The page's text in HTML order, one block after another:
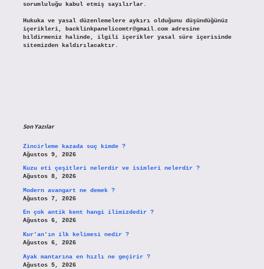
sorumluluğu kabul etmiş sayılırlar.
Hukuka ve yasal düzenlemelere aykırı olduğunu düşündüğünüz
içerikleri,
backlinkpanelicomtr@gmail.comadresine
bildirmeniz halinde, ilgili içerikler yasal süre içerisinde
sitemizden kaldırılacaktır.
Son Yazılar
Zincirleme kazada suç kimde ?
Ağustos 9, 2026
Kuzu eti çeşitleri nelerdir ve isimleri nelerdir ?
Ağustos 8, 2026
Modern avangart ne demek ?
Ağustos 7, 2026
En çok antik kent hangi ilimizdedir ?
Ağustos 6, 2026
Kur’an’ın ilk kelimesi nedir ?
Ağustos 6, 2026
Ayak mantarına en hızlı ne geçirir ?
Ağustos 5, 2026